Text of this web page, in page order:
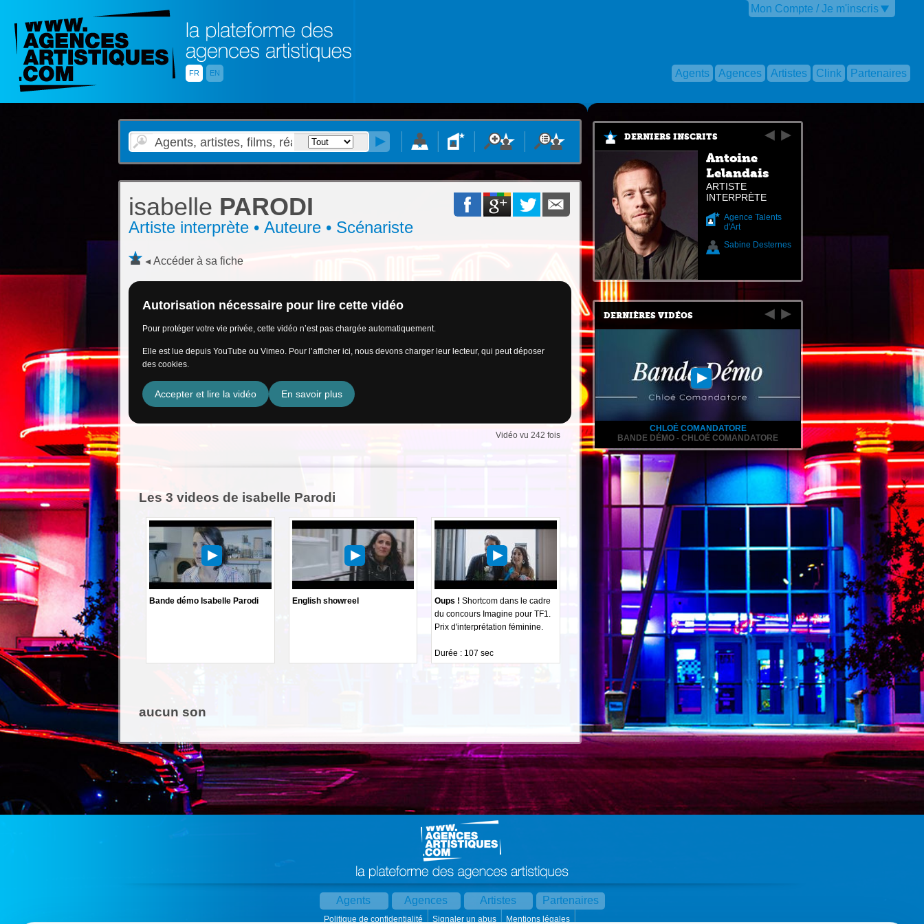
FR EN
Mon Compte / Je m'inscris
Agents Agences Artistes Clink Partenaires
isabelle PARODI
Artiste interprète • Auteure • Scénariste
Accéder à sa fiche
Autorisation nécessaire pour lire cette vidéo
Pour protéger votre vie privée, cette vidéo n’est pas chargée automatiquement.
Elle est lue depuis YouTube ou Vimeo. Pour l’afficher ici, nous devons charger leur lecteur, qui peut déposer
des cookies.
Accepter et lire la vidéo En savoir plus
Vidéo vu 242 fois
Les 3 videos de isabelle Parodi
Bande démo Isabelle Parodi English showreel Oups !Shortcom dans le cadre
du concours Imagine pour TF1.
Prix d'interprétation féminine.
Durée : 107 sec
aucun son
DERNIERS INSCRITS
Antoine
Lelandais
ARTISTE
INTERPRÈTE
Agence Talents
d'Art
Sabine Desternes
DERNIÈRES VIDÉOS
CHLOÉ COMANDATORE
BANDE DÉMO - CHLOÉ COMANDATORE
Agents Agences Artistes Partenaires
Politique de confidentialité Signaler un abus Mentions légales